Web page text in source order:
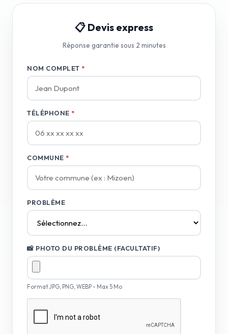
📋 Devis express
Réponse garantie sous 2 minutes
NOM COMPLET *
TÉLÉPHONE *
COMMUNE *
PROBLÈME
📸 PHOTO DU PROBLÈME (FACULTATIF)
Format JPG, PNG, WEBP - Max 5 Mo